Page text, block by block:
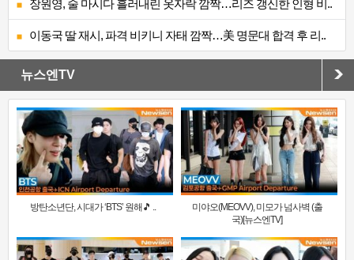
장원영, 술 마시다 흘러내린 옷자락 깜짝…리즈 갱신한 인형 비..
이동국 딸 재시, 파격 비키니 자태 깜짝…美 명문대 합격 후 리..
뉴스엔TV
방탄소년단, 시대가 ‘BTS’ 원해🎵 ..
미야오(MEOVV), 미모가 넘사벽 (출
국)[뉴스엔TV]